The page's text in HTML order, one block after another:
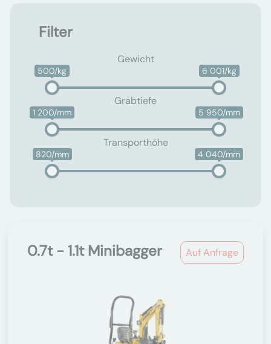
Filter
Gewicht
500/kg 6 001/kg
Grabtiefe
1 200/mm 5 950/mm
Transporthöhe
820/mm 4 040/mm
Auf Anfrage
0.7t - 1.1t Minibagger